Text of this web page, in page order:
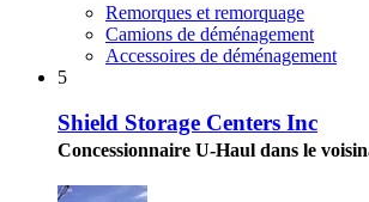
Remorques et remorquage
Camions de déménagement
Accessoires de déménagement
5
Shield Storage Centers Inc
Concessionnaire U-Haul dans le